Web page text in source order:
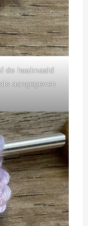
de haaknaald
aangegeven